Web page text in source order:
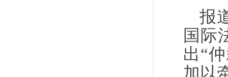
报
国际
出“
加以